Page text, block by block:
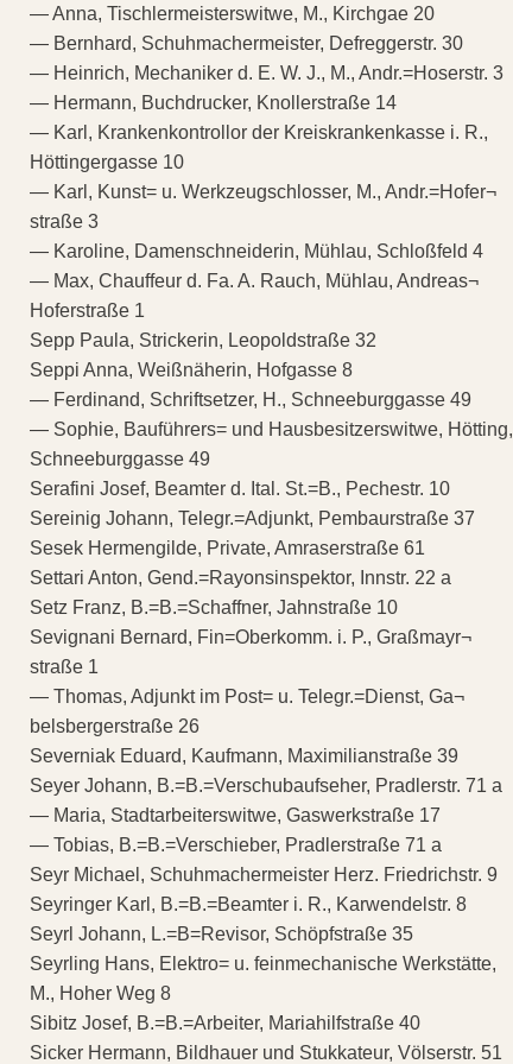
— Anna, Tischlermeisterswitwe, M., Kirchgae 20
— Bernhard, Schuhmachermeister, Defreggerstr. 30
— Heinrich, Mechaniker d. E. W. J., M., Andr.=Hoserstr. 3
— Hermann, Buchdrucker, Knollerstraße 14
— Karl, Krankenkontrollor der Kreiskrankenkasse i. R.,
Höttingergasse 10
— Karl, Kunst= u. Werkzeugschlosser, M., Andr.=Hofer¬
straße 3
— Karoline, Damenschneiderin, Mühlau, Schloßfeld 4
— Max, Chauffeur d. Fa. A. Rauch, Mühlau, Andreas¬
Hoferstraße 1
Sepp Paula, Strickerin, Leopoldstraße 32
Seppi Anna, Weißnäherin, Hofgasse 8
— Ferdinand, Schriftsetzer, H., Schneeburggasse 49
— Sophie, Bauführers= und Hausbesitzerswitwe, Hötting,
Schneeburggasse 49
Serafini Josef, Beamter d. Ital. St.=B., Pechestr. 10
Sereinig Johann, Telegr.=Adjunkt, Pembaurstraße 37
Sesek Hermengilde, Private, Amraserstraße 61
Settari Anton, Gend.=Rayonsinspektor, Innstr. 22 a
Setz Franz, B.=B.=Schaffner, Jahnstraße 10
Sevignani Bernard, Fin=Oberkomm. i. P., Graßmayr¬
straße 1
— Thomas, Adjunkt im Post= u. Telegr.=Dienst, Ga¬
belsbergerstraße 26
Severniak Eduard, Kaufmann, Maximilianstraße 39
Seyer Johann, B.=B.=Verschubaufseher, Pradlerstr. 71 a
— Maria, Stadtarbeiterswitwe, Gaswerkstraße 17
— Tobias, B.=B.=Verschieber, Pradlerstraße 71 a
Seyr Michael, Schuhmachermeister Herz. Friedrichstr. 9
Seyringer Karl, B.=B.=Beamter i. R., Karwendelstr. 8
Seyrl Johann, L.=B=Revisor, Schöpfstraße 35
Seyrling Hans, Elektro= u. feinmechanische Werkstätte,
M., Hoher Weg 8
Sibitz Josef, B.=B.=Arbeiter, Mariahilfstraße 40
Sicker Hermann, Bildhauer und Stukkateur, Völserstr. 51